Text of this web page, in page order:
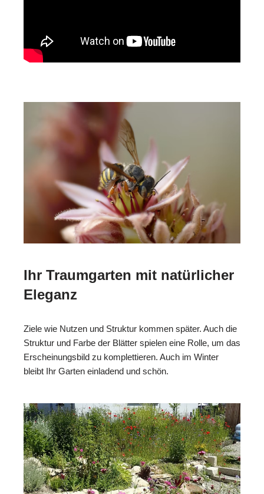
Ihr Traumgarten mit natürlicher
Eleganz
Ziele wie Nutzen und Struktur kommen später. Auch die
Struktur und Farbe der Blätter spielen eine Rolle, um das
Erscheinungsbild zu komplettieren. Auch im Winter
bleibt Ihr Garten einladend und schön.